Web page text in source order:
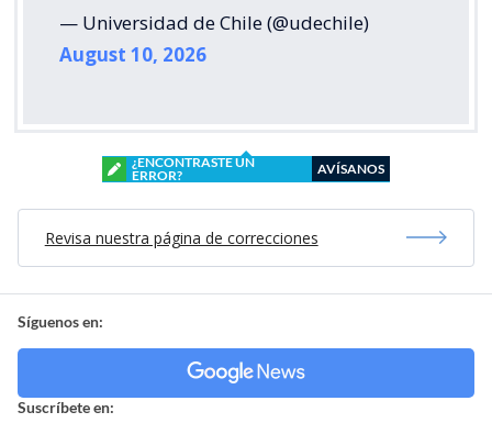
— Universidad de Chile (@udechile)
August 10, 2026
¿ENCONTRASTE UN
ERROR?
AVÍSANOS
Revisa nuestra página de correcciones
Síguenos en:
Suscríbete en: